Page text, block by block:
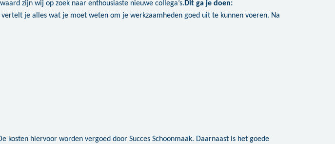
zijn wij op zoek naar enthousiaste nieuwe collega’s. Dit ga je doen:
je alles wat je moet weten om je werkzaamheden goed uit te kunnen voeren. Na
hiervoor worden vergoed door Succes Schoonmaak. Daarnaast is het goede